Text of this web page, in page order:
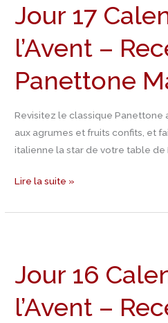
Jour 17
l’Avent –
Panettone
Revisitez le classique
aux agrumes et fruits confits, et
italienne la star de votre table de
Calendrier
de
l’Avent
Recette
Panettone
Maison
Lire la suite »
Jour 16
l’Avent –
Calendrier
de
l’Avent